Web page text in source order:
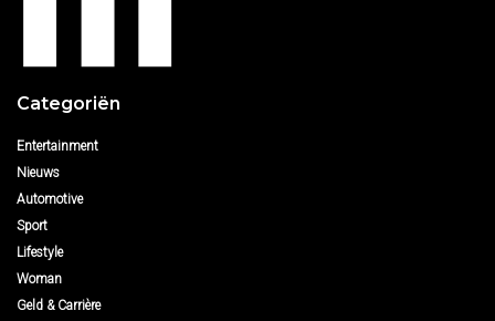
Categoriën
Entertainment
Nieuws
Automotive
Sport
Lifestyle
Woman
Geld & Carrière